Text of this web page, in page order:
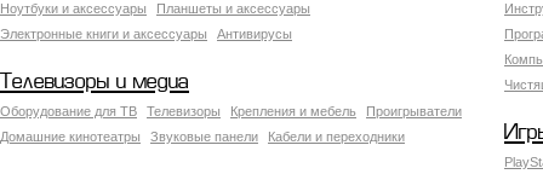
Ноутбуки и аксессуары
Планшеты и аксессуары
Электронные книги и аксессуары
Антивирусы
Телевизоры и медиа
Оборудование для ТВ Телевизоры Крепления и мебель
Проигрыватели
Домашние кинотеатры
Звуковые панели Кабели и переходники